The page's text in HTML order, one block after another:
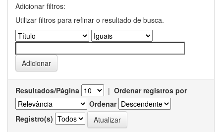
Adicionar filtros:
Utilizar filtros para refinar o resultado de busca.
Resultados/Página | Ordenar registros por
Ordenar
Registro(s)